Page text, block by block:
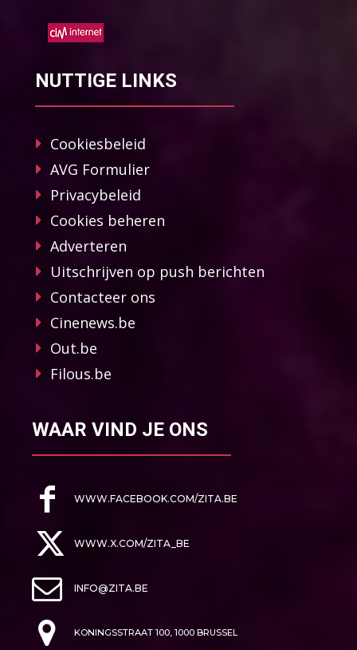
NUTTIGE LINKS
Cookiesbeleid
AVG Formulier
Privacybeleid
Cookies beheren
Adverteren
Uitschrijven op push berichten
Contacteer ons
Cinenews.be
Out.be
Filous.be
WAAR VIND JE ONS
WWW.FACEBOOK.COM/ZITA.BE
WWW.X.COM/ZITA_BE
INFO@ZITA.BE
KONINGSSTRAAT 100, 1000 BRUSSEL